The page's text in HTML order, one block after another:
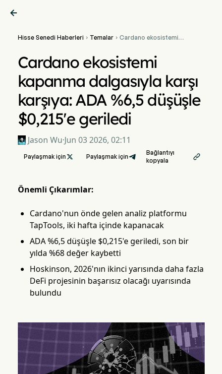

Hisse Senedi Haberleri  Temalar Cardano ekosistemi
$0,215'e geriledi
Cardano ekosistemi
kapanma dalgasıyla karşı
karşıya: ADA %6,5 düşüşle
$0,215'e geriledi
Jason Wu·Jun 03 2026, 02:11
Paylaşmak için  Paylaşmak için
Bağlantıyı
kopyala

Önemli Çıkarımlar:
Cardano'nun önde gelen analiz platformu
TapTools, iki hafta içinde kapanacak
ADA %6,5 düşüşle $0,215'e geriledi, son bir
yılda %68 değer kaybetti
Hoskinson, 2026'nın ikinci yarısında daha fazla
DeFi projesinin başarısız olacağı uyarısında
bulundu